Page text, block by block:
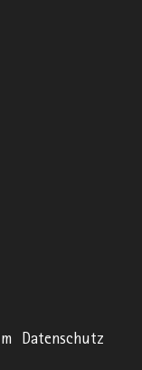
Datenschutz